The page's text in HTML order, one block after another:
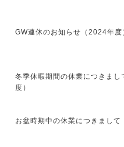
GW連休のお知らせ（2024年度
冬季休暇期間の休業につきま
度）
お盆時期中の休業につきまして